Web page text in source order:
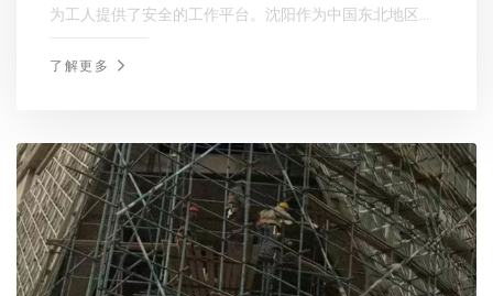
为工人提供了安全的工作平台。沈阳作为中国东北地区的
尤为重要。
了解更多